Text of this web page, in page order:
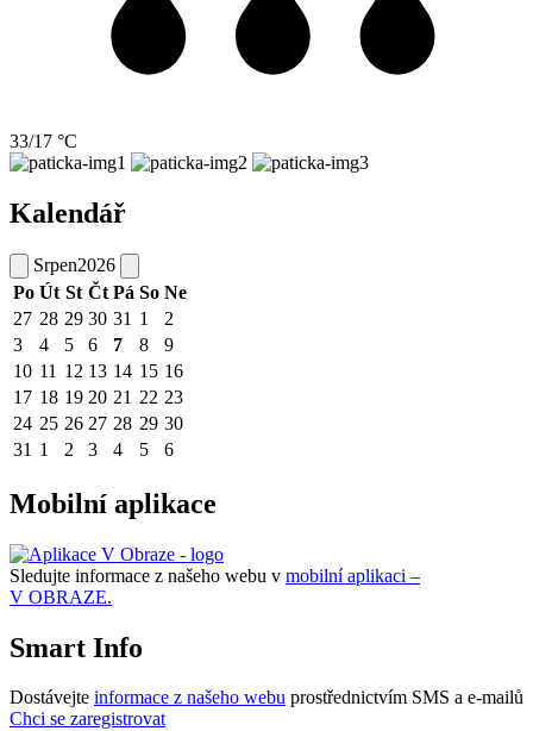
33/17 °C
Kalendář
Srpen2026
Po Út St Čt Pá So Ne
27 28 29 30 31 1
2
3
4 5 6 7 8
9
10 11 12 13 14 15 16
17 18 19 20 21 22 23
24 25 26 27 28 29 30
31 1 2 3 4 5 6
Mobilní aplikace
Sledujte informace z našeho webu v mobilní aplikaci –
V OBRAZE.
Smart Info
Dostávejte informace z našeho webu prostřednictvím SMS a e-mailů
Chci se zaregistrovat